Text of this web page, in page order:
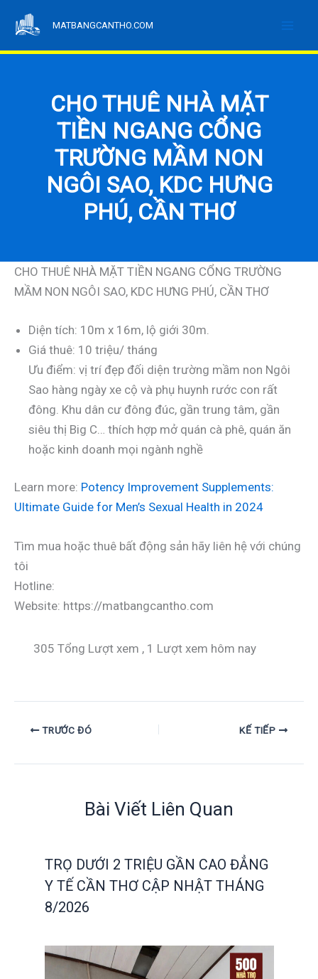
nội
MATBANGCANTHO.COM
CHO THUÊ NHÀ MẶT
TIỀN NGANG CỔNG
TRƯỜNG MẦM NON
NGÔI SAO, KDC HƯNG
PHÚ, CẦN THƠ
CHO THUÊ NHÀ MẶT TIỀN NGANG CỔNG TRƯỜNG
MẦM NON NGÔI SAO, KDC HƯNG PHÚ, CẦN THƠ
Diện tích: 10m x 16m, lộ giới 30m.
Giá thuê: 10 triệu/ tháng
Ưu điểm: vị trí đẹp đối diện trường mầm non Ngôi
Sao hàng ngày xe cộ và phụ huynh rước con rất
đông. Khu dân cư đông đúc, gần trung tâm, gần
siêu thị Big C… thích hợp mở quán cà phê, quán ăn
hoặc kinh doanh mọi ngành nghề
Learn more: Potency Improvement Supplements:
Ultimate Guide for Men’s Sexual Health in 2024
Tìm mua hoặc thuê bất động sản hãy liên hệ với chúng
tôi
Hotline:
Website: https://matbangcantho.com
305 Tổng Lượt xem , 1 Lượt xem hôm nay
TRƯỚC ĐÓ KẾ TIẾP
Bài Viết Liên Quan
TRỌ DƯỚI 2 TRIỆU GẦN CAO ĐẲNG
Y TẾ CẦN THƠ CẬP NHẬT THÁNG
8/2026